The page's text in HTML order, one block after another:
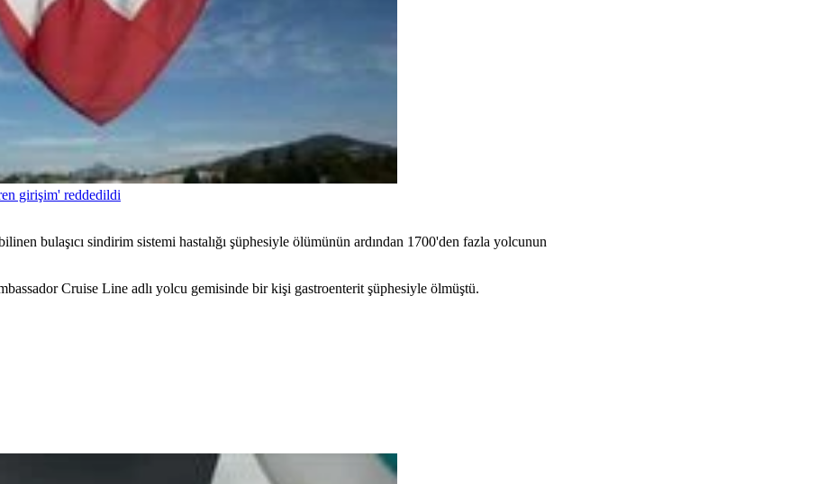
girişim' reddedildi
bulaşıcı sindirim sistemi hastalığı şüphesiyle ölümünün ardından 1700'den fazla yolcunun
Cruise Line adlı yolcu gemisinde bir kişi gastroenterit şüphesiyle ölmüştü.